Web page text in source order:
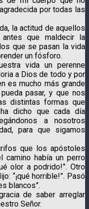
por todas las
la actitud de aquellos
que maldecir la
que se pasan la vida
un fósforo.
vida un perenne
a Dios de todo y por
es mucho más grande
pasar, y que nos
distintas formas que
dicho que cada día
a nosotros
para que sigamos
que los apóstoles
camino había un perro
olor a podrido!”. Otro
“¡qué horrible!”. Pasó
blancos”.
de saber arreglar
Señor.